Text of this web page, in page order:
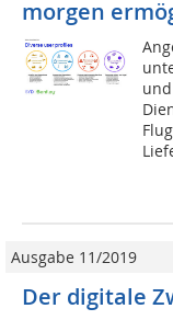
morgen
Ausgabe 11/2019
Der digitale